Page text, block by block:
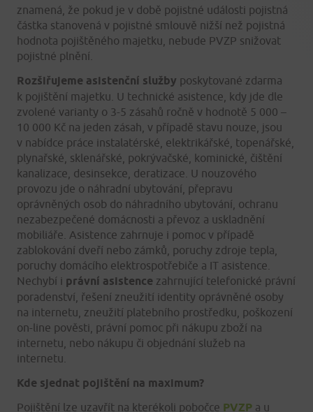
znamená, že pokud je v době pojistné události pojistná
částka stanovená v pojistné smlouvě nižší než pojistná
hodnota pojištěného majetku, nebude PVZP snižovat
pojistné plnění.
Rozšiřujeme asistenční služby poskytované zdarma
k pojištění majetku. U technické asistence, kdy jde dle
zvolené varianty o 3-5 zásahů ročně v hodnotě 5 000 –
10 000 Kč na jeden zásah, v případě stavu nouze, jsou
v nabídce práce instalatérské, elektrikářské, topenářské,
plynařské, sklenářské, pokrývačské, kominické, čištění
kanalizace, desinsekce, deratizace. U nouzového
provozu jde o náhradní ubytování, přepravu
oprávněných osob do náhradního ubytování, ochranu
nezabezpečené domácnosti a převoz a uskladnění
mobiliáře. Asistence zahrnuje i pomoc v případě
zablokování dveří nebo zámků, poruchy zdroje tepla,
poruchy domácího elektrospotřebiče a IT asistence.
Nechybí i právní asistence zahrnující telefonické právní
poradenství, řešení zneužití identity oprávněné osoby
na internetu, zneužití platebního prostředku, poškození
on-line pověsti, právní pomoc při nákupu zboží na
internetu, nebo nákupu či objednání služeb na
internetu.
Kde sjednat pojištění na maximum?
Pojištění lze uzavřít na kterékoli pobočce PVZP a u